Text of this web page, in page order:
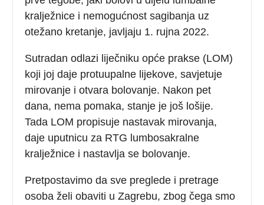
kralježnice i nemogućnost sagibanja uz
otežano kretanje, javljaju 1. rujna 2022.
Sutradan odlazi liječniku opće prakse (LOM)
koji joj daje protuupalne lijekove, savjetuje
mirovanje i otvara bolovanje. Nakon pet
dana, nema pomaka, stanje je još lošije.
Tada LOM propisuje nastavak mirovanja,
daje uputnicu za RTG lumbosakralne
kralježnice i nastavlja se bolovanje.
Pretpostavimo da sve preglede i pretrage
osoba želi obaviti u Zagrebu, zbog čega smo